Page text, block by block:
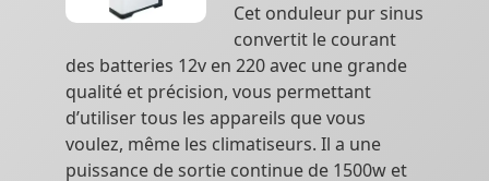
Cet onduleur pur sinus
convertit le courant
des batteries 12v en 220 avec une grande
qualité et précision, vous permettant
d’utiliser tous les appareils que vous
voulez, même les climatiseurs. Il a une
puissance de sortie continue de 1500w et